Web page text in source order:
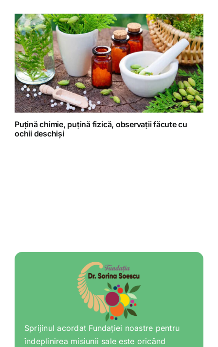
Puțină chimie, puțină fizică, observații făcute cu
ochii deschiși
Sprijinul acordat Fundației noastre pentru
îndeplinirea misiunii sale este oricând